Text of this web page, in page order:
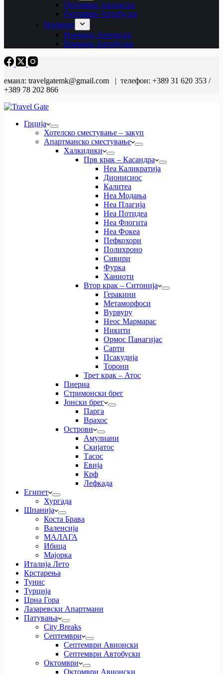
Октомври Авионски
Октомври Автобуски
Ноември
Ноември Авионски
Ноември Автобуски
емаил: travelgatemk@gmail.com | телефон: +389 31 620 353 /
+389 78 202 866
Грција
Хотелско сместување – закуп
Апартманско сместување
Халкидики
Прв крак – Касандра
Неа Каликратија
Дионисиос
Калитеа
Неа Модања
Неа Плагија
Неа Потидеа
Неа Флогита
Неа Фокеа
Пефкохори
Полихроно
Сивири
Фурка
Ханиоти
Втор крак – Ситонија
Геракини
Метаморфоси
Вурвуру
Неос Мармарас
Никити
Ормос Панагијас
Сарти
Псакудија
Торони
Трет крак – Атос
Пиериа
Стримонски брег
Јонски брег
Парга
Врахос
Острови
Амулиани
Скијатос
Тасос
Евија
Крф
Лефкада
Египет
Хургада
Шпанија
Коста Брава
Валенсија
МАЛАГА
Ибица
Мајорка
Италија Лето
Крстарења
Тунис
Турција
Црна Гора
Лазаревски Апартмани
Патувања
City Breaks
Септември
Септември Авионски
Септември Автобуски
Октомври
Октомври Авионски